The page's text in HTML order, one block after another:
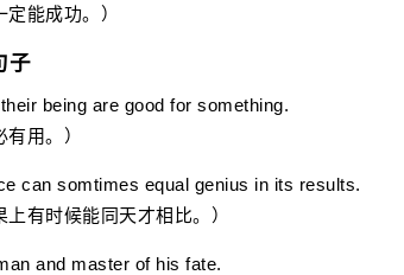
能成功。）
子
being are good for something.
用。）
can somtimes equal genius in its results.
有时候能同天才相比。）
and master of his fate.